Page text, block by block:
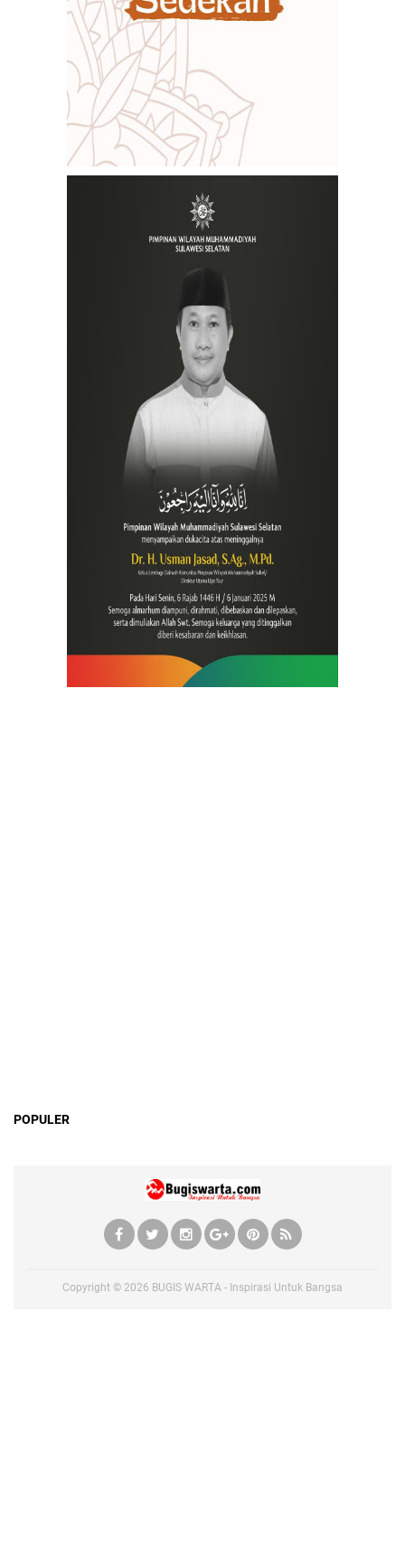
POPULER
Copyright © 2026 BUGIS WARTA - Inspirasi Untuk Bangsa